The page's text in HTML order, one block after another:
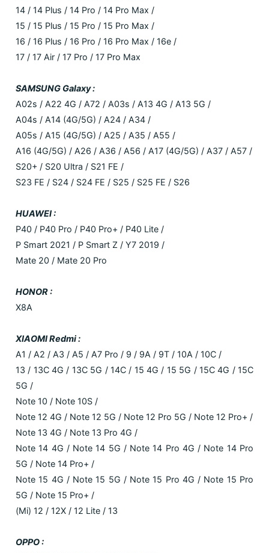
14 / 14 Plus / 14 Pro / 14 Pro Max /
15 / 15 Plus / 15 Pro / 15 Pro Max /
16 / 16 Plus / 16 Pro / 16 Pro Max / 16e /
17 / 17 Air / 17 Pro / 17 Pro Max
SAMSUNG Galaxy :
A02s / A22 4G / A72 / A03s / A13 4G / A13 5G /
A04s / A14 (4G/5G) / A24 / A34 /
A05s / A15 (4G/5G) / A25 / A35 / A55 /
A16 (4G/5G) / A26 / A36 / A56 / A17 (4G/5G) / A37 / A57 /
S20+ / S20 Ultra / S21 FE /
S23 FE / S24 / S24 FE / S25 / S25 FE / S26
HUAWEI :
P40 / P40 Pro / P40 Pro+ / P40 Lite /
P Smart 2021 / P Smart Z / Y7 2019 /
Mate 20 / Mate 20 Pro
HONOR :
X8A
XIAOMI Redmi :
A1 / A2 / A3 / A5 / A7 Pro / 9 / 9A / 9T / 10A / 10C /
13 / 13C 4G / 13C 5G / 14C / 15 4G / 15 5G / 15C 4G / 15C
5G /
Note 10 / Note 10S /
Note 12 4G / Note 12 5G / Note 12 Pro 5G / Note 12 Pro+ /
Note 13 4G / Note 13 Pro 4G /
Note 14 4G / Note 14 5G / Note 14 Pro 4G / Note 14 Pro
5G / Note 14 Pro+ /
Note 15 4G / Note 15 5G / Note 15 Pro 4G / Note 15 Pro
5G / Note 15 Pro+ /
(Mi) 12 / 12X / 12 Lite / 13
OPPO :